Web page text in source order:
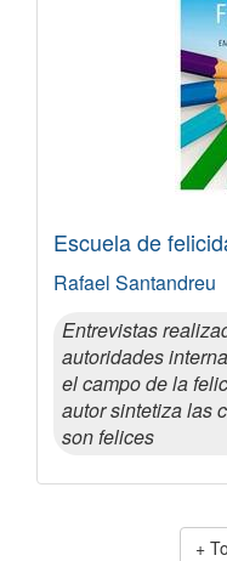
Escuela de
Rafael Santandreu
Entrevistas
autoridades
el campo de la
autor sintetiza las
son felices